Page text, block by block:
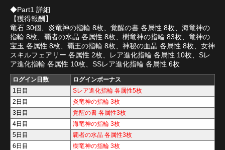
◆Part1 詳細
【獲得報酬】
竜石 30個、炎竜神の指輪 8枚、覚醒の書 各属性 8枚、海竜神の
指輪 8枚、覇者の水晶 各属性 8枚、樹竜神の指輪 83枚、竜神の
宝玉 各属性 8枚、覇王の指輪 8枚、神秘の血晶 各属性 8枚、女神
スキルフェアリー 各属性 2枚、レア進化指輪 各属性 10枚、Sレ
ア進化指輪 各属性 10枚、SSレア進化指輪 各属性 6枚
ログイン日数
ログインボーナス
1日目
Sレア進化指輪 各属性5枚
2日目
炎竜神の指輪 3枚
3日目
覚醒の書 各属性3枚
4日目
海竜神の指輪 3枚
5日目
覇者の水晶 各属性3枚
6日目
樹竜神の指輪 3枚